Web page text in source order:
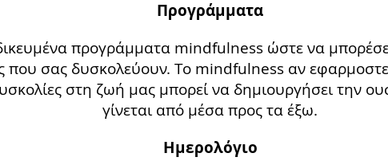
Προγράμματα
προγράμματα mindfulness ώστε να
που σας δυσκολεύουν. Το mindfulness αν
στη ζωή μας μπορεί να δημιουργήσει την
γίνεται από μέσα προς τα έξω.
Ημερολόγιο